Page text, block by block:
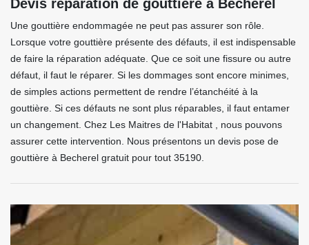
Devis réparation de gouttière à Becherel
Une gouttière endommagée ne peut pas assurer son rôle.
Lorsque votre gouttière présente des défauts, il est indispensable
de faire la réparation adéquate. Que ce soit une fissure ou autre
défaut, il faut le réparer. Si les dommages sont encore minimes,
de simples actions permettent de rendre l’étanchéité à la
gouttière. Si ces défauts ne sont plus réparables, il faut entamer
un changement. Chez Les Maitres de l'Habitat , nous pouvons
assurer cette intervention. Nous présentons un devis pose de
gouttière à Becherel gratuit pour tout 35190.